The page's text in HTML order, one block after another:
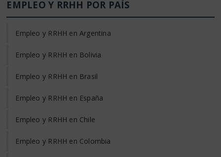
EMPLEO Y RRHH POR PAÍS
Empleo y RRHH en Argentina
Empleo y RRHH en Bolivia
Empleo y RRHH en Brasil
Empleo y RRHH en España
Empleo y RRHH en Chile
Empleo y RRHH en Colombia